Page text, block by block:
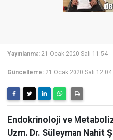
Yayınlanma: 21 Ocak 2020 Salı 11:54
Güncelleme: 21 Ocak 2020 Salı 12:04
Endokrinoloji ve
Uzm. Dr. Süleyman Nahit